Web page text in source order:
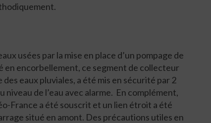
usées par la mise en place d’un pompage de
en encorbellement, ce segment de collecteur
eaux pluviales, a été mis en sécurité par 2
de l’eau avec alarme. En complément,
France a été souscrit et un lien étroit a été
situé en amont. Des précautions utiles en